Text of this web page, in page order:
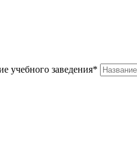
учебного заведения*